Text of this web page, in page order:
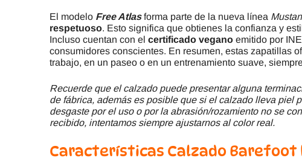
El modelo Free Atlas forma parte de la nueva línea
respetuoso. Esto significa que obtienes la confianza y
Incluso cuentan con el certificado vegano emitido por
consumidores conscientes. En resumen, estas zapatillas
trabajo, en un paseo o en un entrenamiento suave,
Recuerde que el calzado puede presentar alguna
de fábrica, además es posible que si el calzado lleva piel
desgaste por el uso o por la abrasión/rozamiento no se
recibido, intentamos siempre ajustarnos al color real.
Características Calzado Barefoot